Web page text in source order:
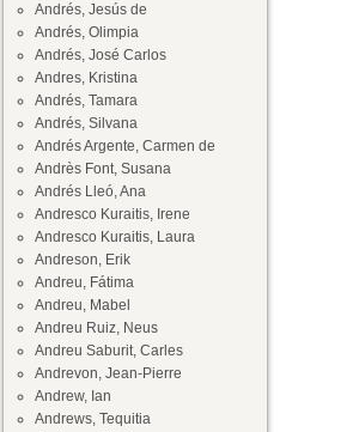
Andrés, Jesús de
Andrés, Olimpia
Andrés, José Carlos
Andres, Kristina
Andrés, Tamara
Andrés, Silvana
Andrés Argente, Carmen de
Andrès Font, Susana
Andrés Lleó, Ana
Andresco Kuraitis, Irene
Andresco Kuraitis, Laura
Andreson, Erik
Andreu, Fátima
Andreu, Mabel
Andreu Ruiz, Neus
Andreu Saburit, Carles
Andrevon, Jean-Pierre
Andrew, Ian
Andrews, Tequitia